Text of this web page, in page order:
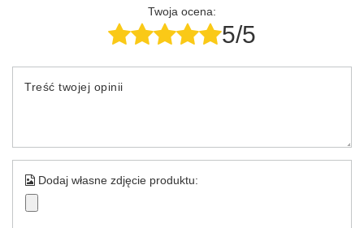
Twoja ocena:
5/5
Treść twojej opinii
Dodaj własne zdjęcie produktu: